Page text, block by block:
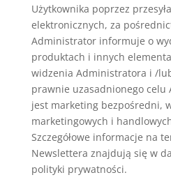
Użytkownika poprzez
elektronicznych, za
Administrator informuje o
produktach i innych
widzenia Administratora i /
prawnie uzasadnionego
jest marketing bezpośredni,
marketingowych i
Szczegółowe informacje na
Newslettera znajdują się w
polityki prywatności.